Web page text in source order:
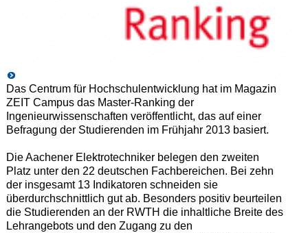
Das Centrum für Hochschulentwicklung hat im Magazin
ZEIT Campus das Master-Ranking der
Ingenieurwissenschaften veröffentlicht, das auf einer
Befragung der Studierenden im Frühjahr 2013 basiert.
Die Aachener Elektrotechniker belegen den zweiten
Platz unter den 22 deutschen Fachbereichen. Bei zehn
der insgesamt 13 Indikatoren schneiden sie
überdurchschnittlich gut ab. Besonders positiv beurteilen
die Studierenden an der RWTH die inhaltliche Breite des
Lehrangebots und den Zugang zu den